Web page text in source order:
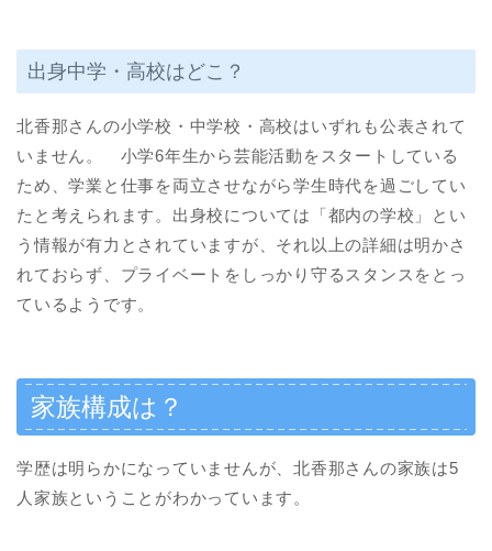
出身中学・高校はどこ？
北香那さんの小学校・中学校・高校はいずれも公表されて
いません。 小学6年生から芸能活動をスタートしている
ため、学業と仕事を両立させながら学生時代を過ごしてい
たと考えられます。出身校については「都内の学校」とい
う情報が有力とされていますが、それ以上の詳細は明かさ
れておらず、プライベートをしっかり守るスタンスをとっ
ているようです。
家族構成は？
学歴は明らかになっていませんが、北香那さんの家族は5
人家族ということがわかっています。